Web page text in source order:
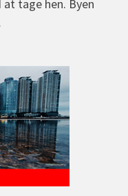
tage hen. Byen